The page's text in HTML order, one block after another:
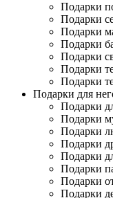
Подарки
Подарки
Подарки
Подарки
Подарки
Подарки
Подарки
Подарки для
Подарки
Подарки
Подарки
Подарки
Подарки
Подарки
Подарки
Подарки